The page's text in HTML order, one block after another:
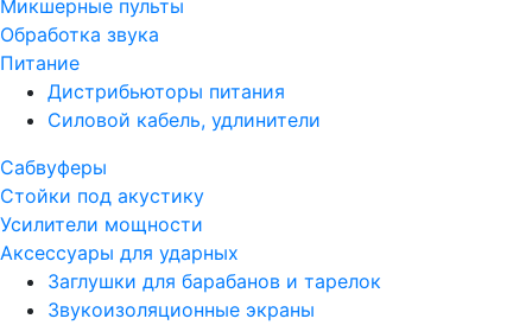
Микшерные пульты
Обработка звука
Питание
Дистрибьюторы питания
Силовой кабель, удлинители
Сабвуферы
Стойки под акустику
Усилители мощности
Аксессуары для ударных
Заглушки для барабанов и тарелок
Звукоизоляционные экраны